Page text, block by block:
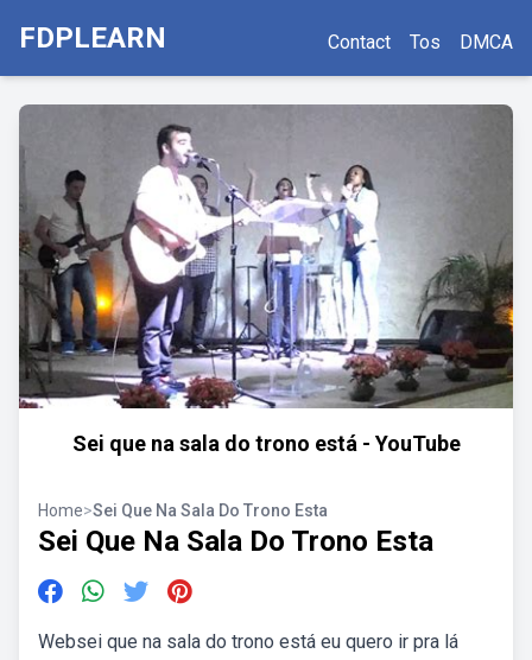
FDPLEARN Contact Tos DMCA
Sei que na sala do trono está - YouTube
Home>Sei Que Na Sala Do Trono Esta
Sei Que Na Sala Do Trono Esta
Websei que na sala do trono está eu quero ir pra lá